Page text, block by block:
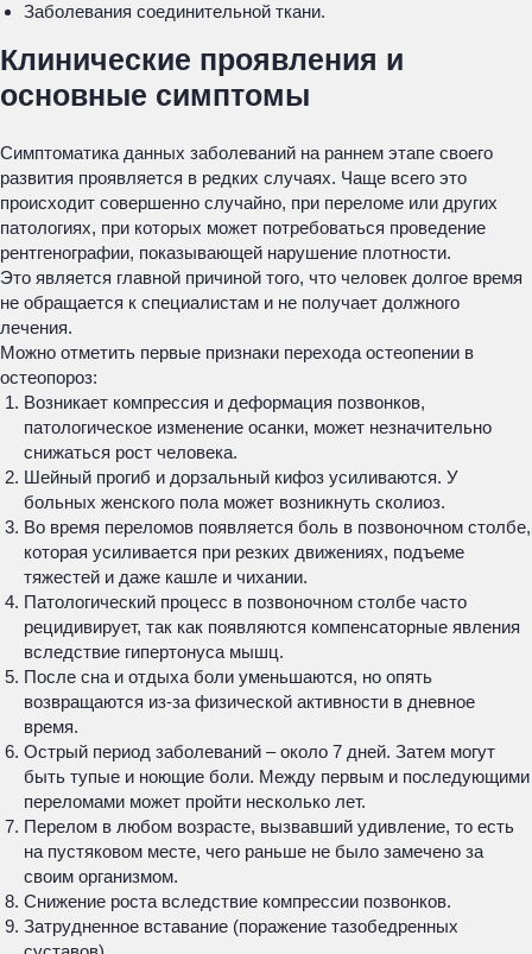
Заболевания соединительной ткани.
Клинические проявления и
основные симптомы
Симптоматика данных заболеваний на раннем этапе своего
развития проявляется в редких случаях. Чаще всего это
происходит совершенно случайно, при переломе или других
патологиях, при которых может потребоваться проведение
рентгенографии, показывающей нарушение плотности.
Это является главной причиной того, что человек долгое время
не обращается к специалистам и не получает должного
лечения.
Можно отметить первые признаки перехода остеопении в
остеопороз:
Возникает компрессия и деформация позвонков,
патологическое изменение осанки, может незначительно
снижаться рост человека.
Шейный прогиб и дорзальный кифоз усиливаются. У
больных женского пола может возникнуть сколиоз.
Во время переломов появляется боль в позвоночном столбе,
которая усиливается при резких движениях, подъеме
тяжестей и даже кашле и чихании.
Патологический процесс в позвоночном столбе часто
рецидивирует, так как появляются компенсаторные явления
вследствие гипертонуса мышц.
После сна и отдыха боли уменьшаются, но опять
возвращаются из-за физической активности в дневное
время.
Острый период заболеваний – около 7 дней. Затем могут
быть тупые и ноющие боли. Между первым и последующими
переломами может пройти несколько лет.
Перелом в любом возрасте, вызвавший удивление, то есть
на пустяковом месте, чего раньше не было замечено за
своим организмом.
Снижение роста вследствие компрессии позвонков.
Затрудненное вставание (поражение тазобедренных